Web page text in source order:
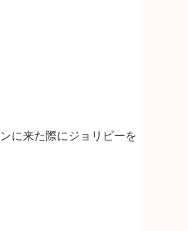
に来た際にジョリビーを